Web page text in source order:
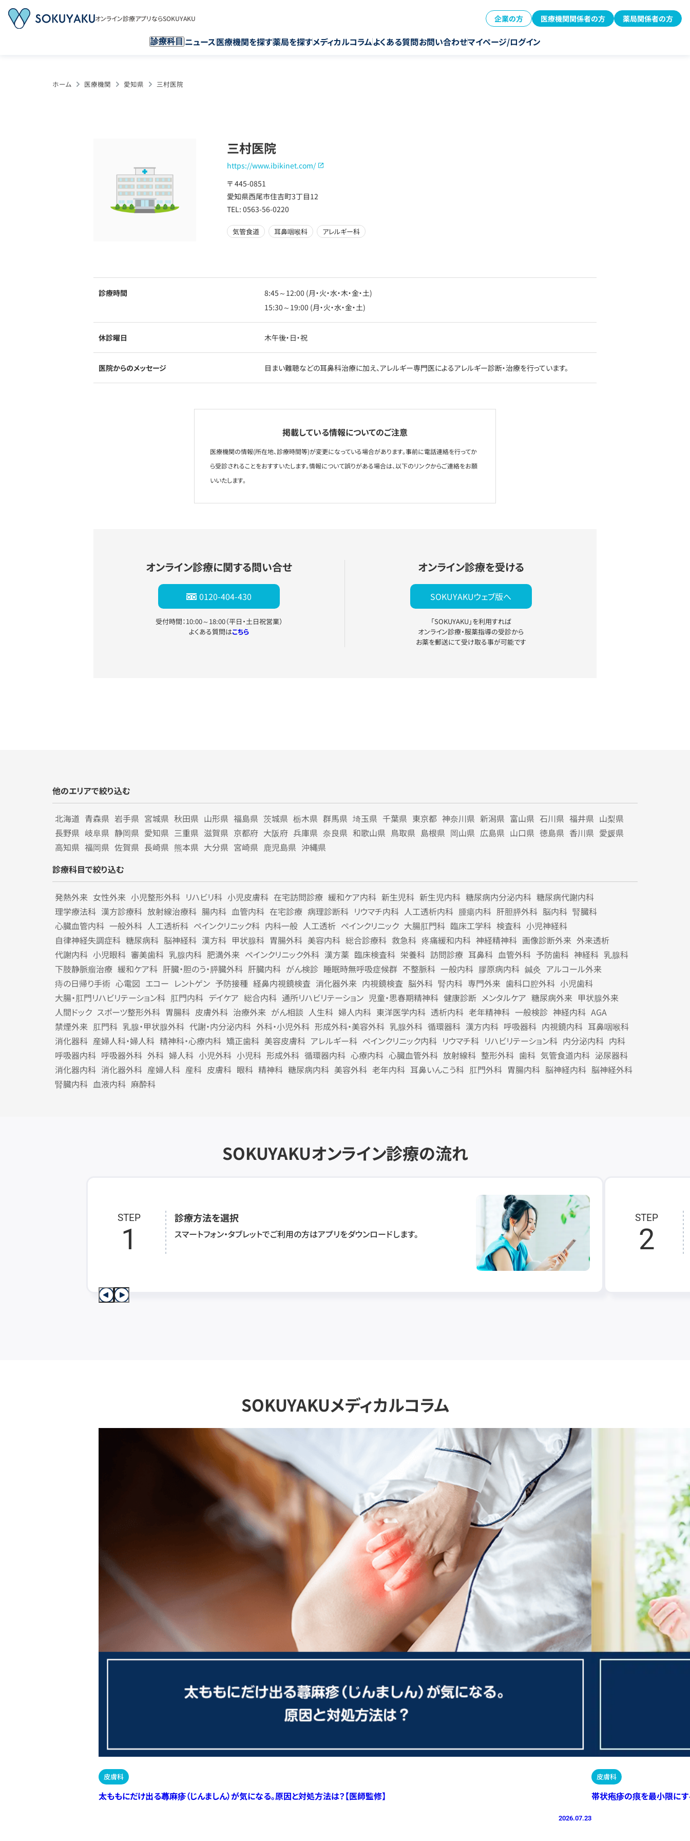
オンライン診療アプリならSOKUYAKU 企業の方 医療機関関係者の方 薬局関係者の方
診療科目 ニュース医療機関を探す薬局を探すメディカルコラムよくある質問お問い合わせマイページ/ログイン
ホーム 医療機関 愛知県 三村医院
三村医院
https://www.ibikinet.com/
〒 445-0851
愛知県西尾市住吉町3丁目12
TEL: 0563-56-0220
気管食道 耳鼻咽喉科 アレルギー科
診療時間
8:45～12:00 (月・火・水・木・金・土)
15:30～19:00 (月・火・水・金・土)
休診曜日 木午後・日・祝
医院からのメッセージ 目まい難聴などの耳鼻科治療に加え、アレルギー専門医によるアレルギー診断・治療を行っています。
掲載している情報についてのご注意
医療機関の情報(所在地、診療時間等)が変更になっている場合があります。事前に電話連絡を行ってか
ら受診されることをおすすいたします。情報について誤りがある場合は、以下のリンクからご連絡をお願
いいたします。
オンライン診療に関する問い合せ
0120-404-430
受付時間：10:00～18:00（平日・土日祝営業）
よくある質問はこちら
オンライン診療を受ける
SOKUYAKUウェブ版へ
「SOKUYAKU」を利用すれば
オンライン診療・服薬指導の受診から
お薬を郵送にて受け取る事が可能です
他のエリアで絞り込む
北海道 青森県 岩手県 宮城県 秋田県 山形県 福島県 茨城県 栃木県 群馬県 埼玉県 千葉県 東京都 神奈川県 新潟県 富山県 石川県 福井県 山梨県
長野県 岐阜県 静岡県 愛知県 三重県 滋賀県 京都府 大阪府 兵庫県 奈良県 和歌山県 鳥取県 島根県 岡山県 広島県 山口県 徳島県 香川県 愛媛県
高知県 福岡県 佐賀県 長崎県 熊本県 大分県 宮崎県 鹿児島県 沖縄県
診療科目で絞り込む
発熱外来 女性外来 小児整形外科 リハビリ科 小児皮膚科 在宅訪問診療 緩和ケア内科 新生児科 新生児内科 糖尿病内分泌内科 糖尿病代謝内科
理学療法科 漢方診療科 放射線治療科 腸内科 血管内科 在宅診療 病理診断科 リウマチ内科 人工透析内科 腫瘍内科 肝胆膵外科 脳内科 腎臓科
心臓血管内科 一般外科 人工透析科 ペインクリニック科 内科一般 人工透析 ペインクリニック 大腸肛門科 臨床工学科 検査科 小児神経科
自律神経失調症科 糖尿病科 脳神経科 漢方科 甲状腺科 胃腸外科 美容内科 総合診療科 救急科 疼痛緩和内科 神経精神科 画像診断外来 外来透析
代謝内科 小児眼科 審美歯科 乳腺内科 肥満外来 ペインクリニック外科 漢方薬 臨床検査科 栄養科 訪問診療 耳鼻科 血管外科 予防歯科 神経科 乳腺科
下肢静脈瘤治療 緩和ケア科 肝臓・胆のう・膵臓外科 肝臓内科 がん検診 睡眠時無呼吸症候群 不整脈科 一般内科 膠原病内科 鍼灸 アルコール外来
痔の日帰り手術 心電図 エコー レントゲン 予防接種 経鼻内視鏡検査 消化器外来 内視鏡検査 脳外科 腎内科 専門外来 歯科口腔外科 小児歯科
大腸・肛門リハビリテーション科 肛門内科 デイケア 総合内科 通所リハビリテーション 児童・思春期精神科 健康診断 メンタルケア 糖尿病外来 甲状腺外来
人間ドック スポーツ整形外科 胃腸科 皮膚外科 治療外来 がん相談 人生科 婦人内科 東洋医学内科 透析内科 老年精神科 一般検診 神経内科 AGA
禁煙外来 肛門科 乳腺・甲状腺外科 代謝・内分泌内科 外科・小児外科 形成外科・美容外科 乳腺外科 循環器科 漢方内科 呼吸器科 内視鏡内科 耳鼻咽喉科
消化器科 産婦人科・婦人科 精神科・心療内科 矯正歯科 美容皮膚科 アレルギー科 ペインクリニック内科 リウマチ科 リハビリテーション科 内分泌内科 内科
呼吸器内科 呼吸器外科 外科 婦人科 小児外科 小児科 形成外科 循環器内科 心療内科 心臓血管外科 放射線科 整形外科 歯科 気管食道内科 泌尿器科
消化器内科 消化器外科 産婦人科 産科 皮膚科 眼科 精神科 糖尿病内科 美容外科 老年内科 耳鼻いんこう科 肛門外科 胃腸内科 脳神経内科 脳神経外科
腎臓内科 血液内科 麻酔科
SOKUYAKUオンライン診療の流れ
STEP
1
診療方法を選択
スマートフォン・タブレットでご利用の方はアプリをダウンロードします。
STEP
2
SOKUYAKUメディカルコラム
皮膚科
太ももにだけ出る蕁麻疹（じんましん）が気になる。原因と対処方法は？【医師監修】
2026.07.23
皮膚科
帯状疱疹の痕を最小限にす